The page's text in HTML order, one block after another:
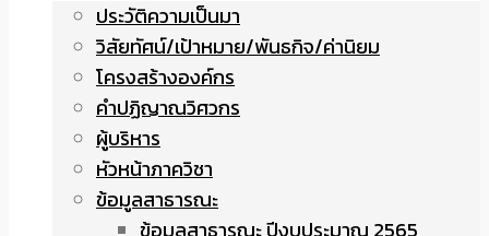
ประวัติความเป็นมา
วิสัยทัศน์/เป้าหมาย/พันธกิจ/ค่านิยม
โครงสร้างองค์กร
คำปฏิญาณวิศวกร
ผู้บริหาร
หัวหน้าภาควิชา
ข้อมูลสาธารณะ
ข้อมูลสาธารณะ ปีงบประมาณ 2565